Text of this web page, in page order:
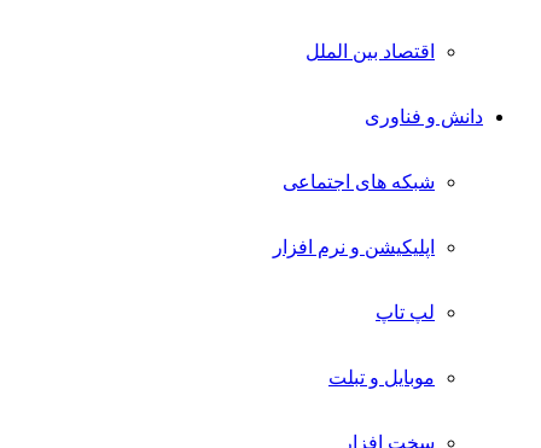
اقتصاد بین الملل
دانش و فناوری
شبکه های اجتماعی
اپلیکیشن و نرم افزار
لپ تاپ
موبایل و تبلت
سخت افزار